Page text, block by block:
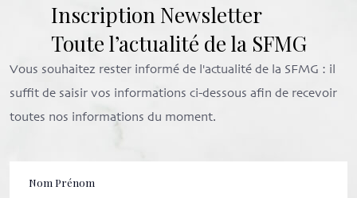
Inscription Newsletter
Toute l’actualité de la SFMG
Vous souhaitez rester informé de l'actualité de la SFMG : il
suffit de saisir vos informations ci-dessous afin de recevoir
toutes nos informations du moment.